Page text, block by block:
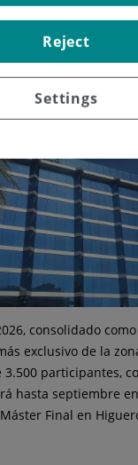
Marbellaserá
del
circuito
, reforzando la
y hábitos de
consolidado
exclusivo de la
3.500 participantes,
hasta septiembre
Final en
Settings
Reject